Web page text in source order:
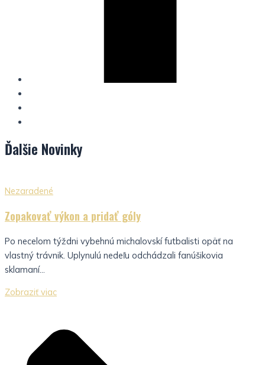
Ďalšie Novinky
Nezaradené
Zopakovať výkon a pridať góly
Po necelom týždni vybehnú michalovskí futbalisti opäť na
vlastný trávnik. Uplynulú nedeľu odchádzali fanúšikovia
sklamaní...
Zobraziť viac